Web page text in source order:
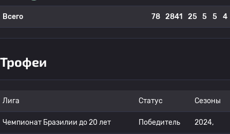
Всего 78 2841 25 5 5 4
Трофеи
Лига Статус Сезоны
Чемпионат Бразилии до 20 лет Победитель 2024,